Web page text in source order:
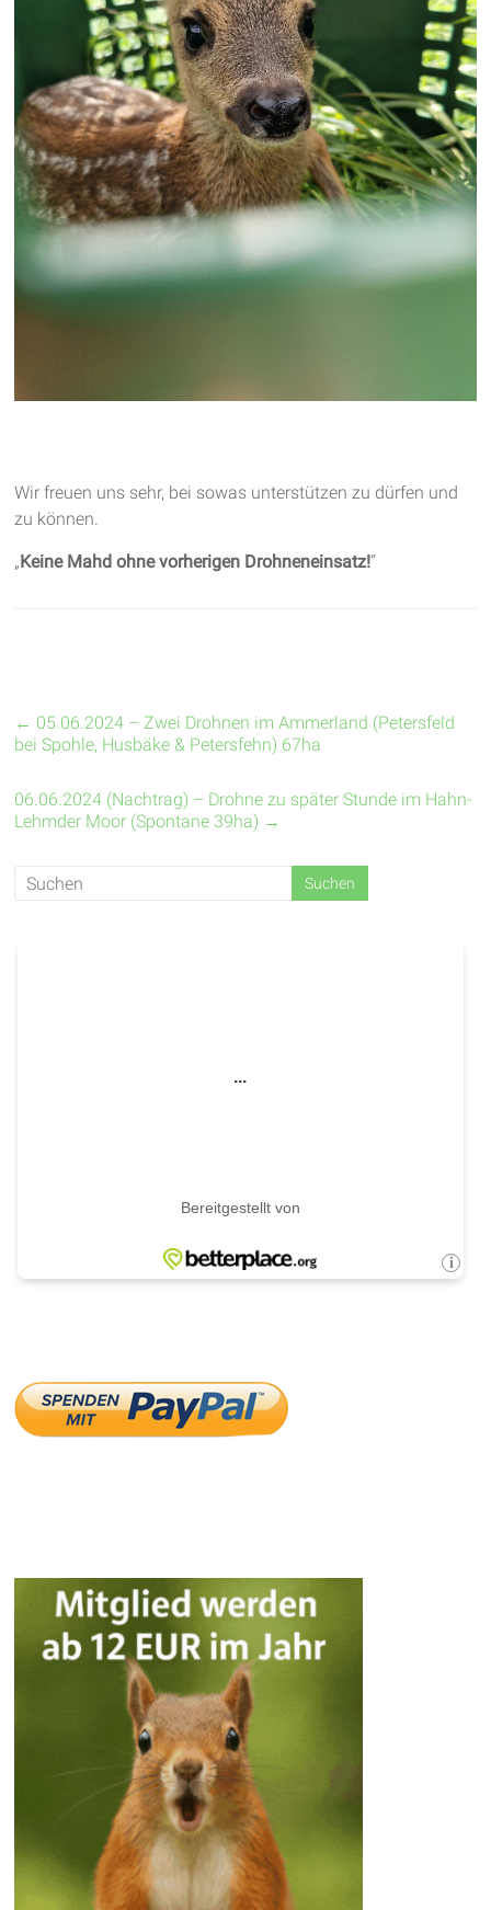
Wir freuen uns sehr, bei sowas unterstützen zu dürfen und
zu können.
„ Keine Mahd ohne vorherigen Drohneneinsatz!“
← 05.06.2024 – Zwei Drohnen im Ammerland (Petersfeld
bei Spohle, Husbäke & Petersfehn) 67ha
06.06.2024 (Nachtrag) – Drohne zu später Stunde im Hahn-
Lehmder Moor (Spontane 39ha) →